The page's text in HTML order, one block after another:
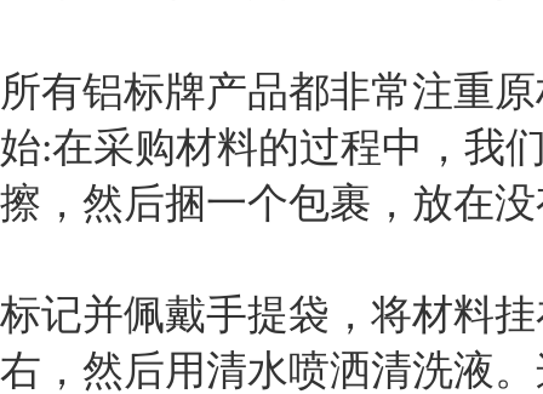
所有铝标牌产品都非常注重
始:在采购材料的过程中，我
擦，然后捆一个包裹，放在
标记并佩戴手提袋，将材料
右，然后用清水喷洒清洗液